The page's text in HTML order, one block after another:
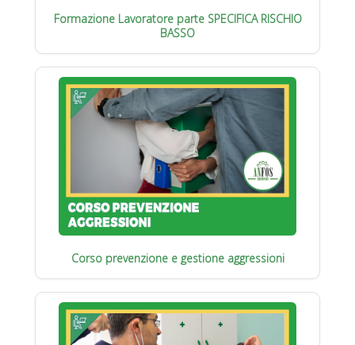
Formazione Lavoratore parte SPECIFICA RISCHIO
BASSO
Corso prevenzione e gestione aggressioni